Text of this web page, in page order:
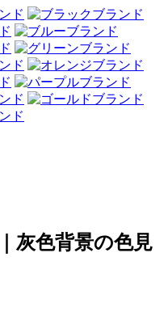
灰色背景の色見